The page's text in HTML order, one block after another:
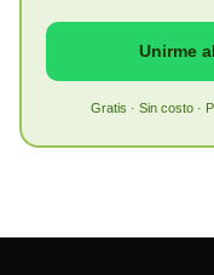
Unirme
Gratis · Sin costo ·